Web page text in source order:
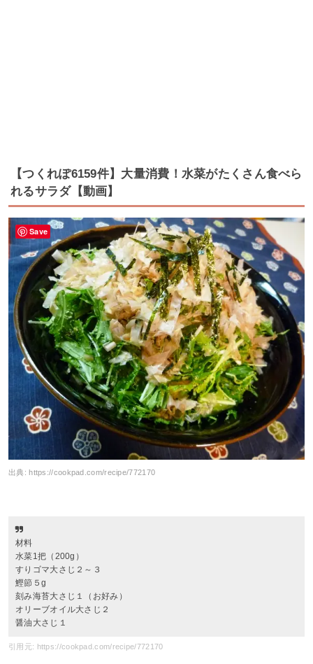
【つくれぽ6159件】大量消費！水菜がたくさん食べら
れるサラダ【動画】
出典:https://cookpad.com/recipe/772170
材料
水菜1把（200g）
すりゴマ大さじ２～３
鰹節５g
刻み海苔大さじ１（お好み）
オリーブオイル大さじ２
醤油大さじ１
引用元: https://cookpad.com/recipe/772170
Save